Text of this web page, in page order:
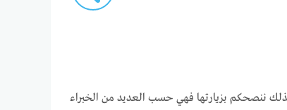
لذلك ننصحكم بزيارتها فهي حسب العديد من الخبراء